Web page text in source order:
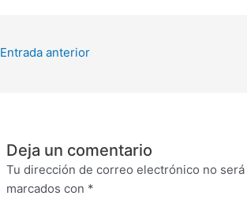
Entrada anterior
Deja un comentario
Tu dirección de correo electrónico no será
marcados con *